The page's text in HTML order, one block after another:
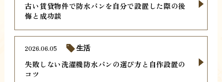
古い賃貸物件で防水パンを自分で設置した際の後
悔と成功談
失敗しない洗濯機防水パンの選び方と自作設置の
コツ
2026.06.05 生活